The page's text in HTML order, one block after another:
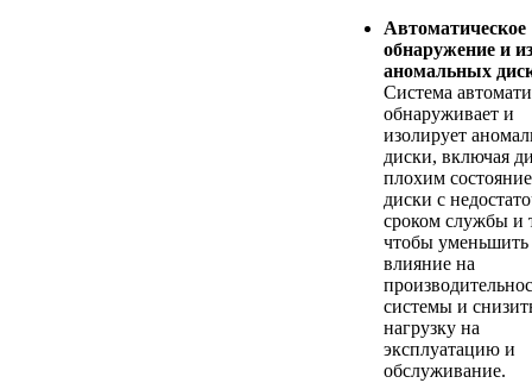
Автоматическое
обнаружение и
аномальных
Система
обнаруживает и
изолирует
диски, включая
плохим
диски с
сроком службы и
чтобы уменьшить
влияние на
системы и
нагрузку на
эксплуатацию и
обслуживание.